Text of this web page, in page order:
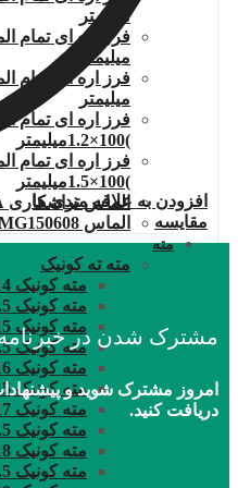
میلیمتر
میلیمتر
میلیمتر
فرز اره ای تمام
)100×1.2میلیمتر
فرز اره ای تمام
)100×1.5میلیمتر
الماس تراشکاری TCMT110204.WIDIA
الماس DNMG150608
مته
مته ته کونیک
مته کونیک 14 میلیمتر
مته کونیک 14.5 میلیمتر
مته کونیک 15 میلیمتر
مته کونیک 15.5 میلیمتر
مته کونیک 16 میلیمتر
مته کونیک 16.5 میلیمتر
مته کونیک 17 میلیمتر
مته کونیک 17.5 میلیمتر
مته کونیک 18 میلیمتر
مته کونیک 18.5 میلیمتر
افزودن به علاقه مندی ها
مقایسه
مشترک شدن در
امروز مشترک شوید و
دریافت کنید.